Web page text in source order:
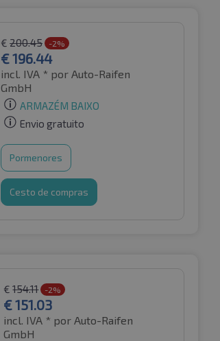
€ 200.45 -2%
€196.44
incl. IVA * por Auto-Raifen
GmbH
ARMAZÉM BAIXO
Envio gratuito
Pormenores
Cesto de compras
€ 154.11 -2%
€151.03
incl. IVA * por Auto-Raifen
GmbH